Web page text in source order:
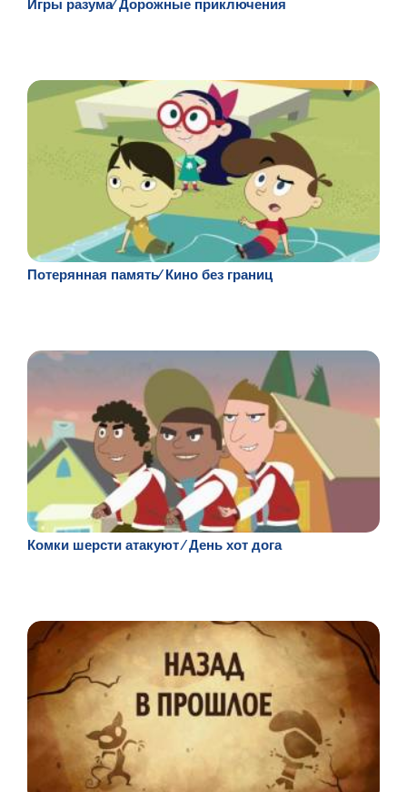
Игры разума⁄ Дорожные приключения
Потерянная память⁄ Кино без границ
Комки шерсти атакуют ⁄ День хот дога